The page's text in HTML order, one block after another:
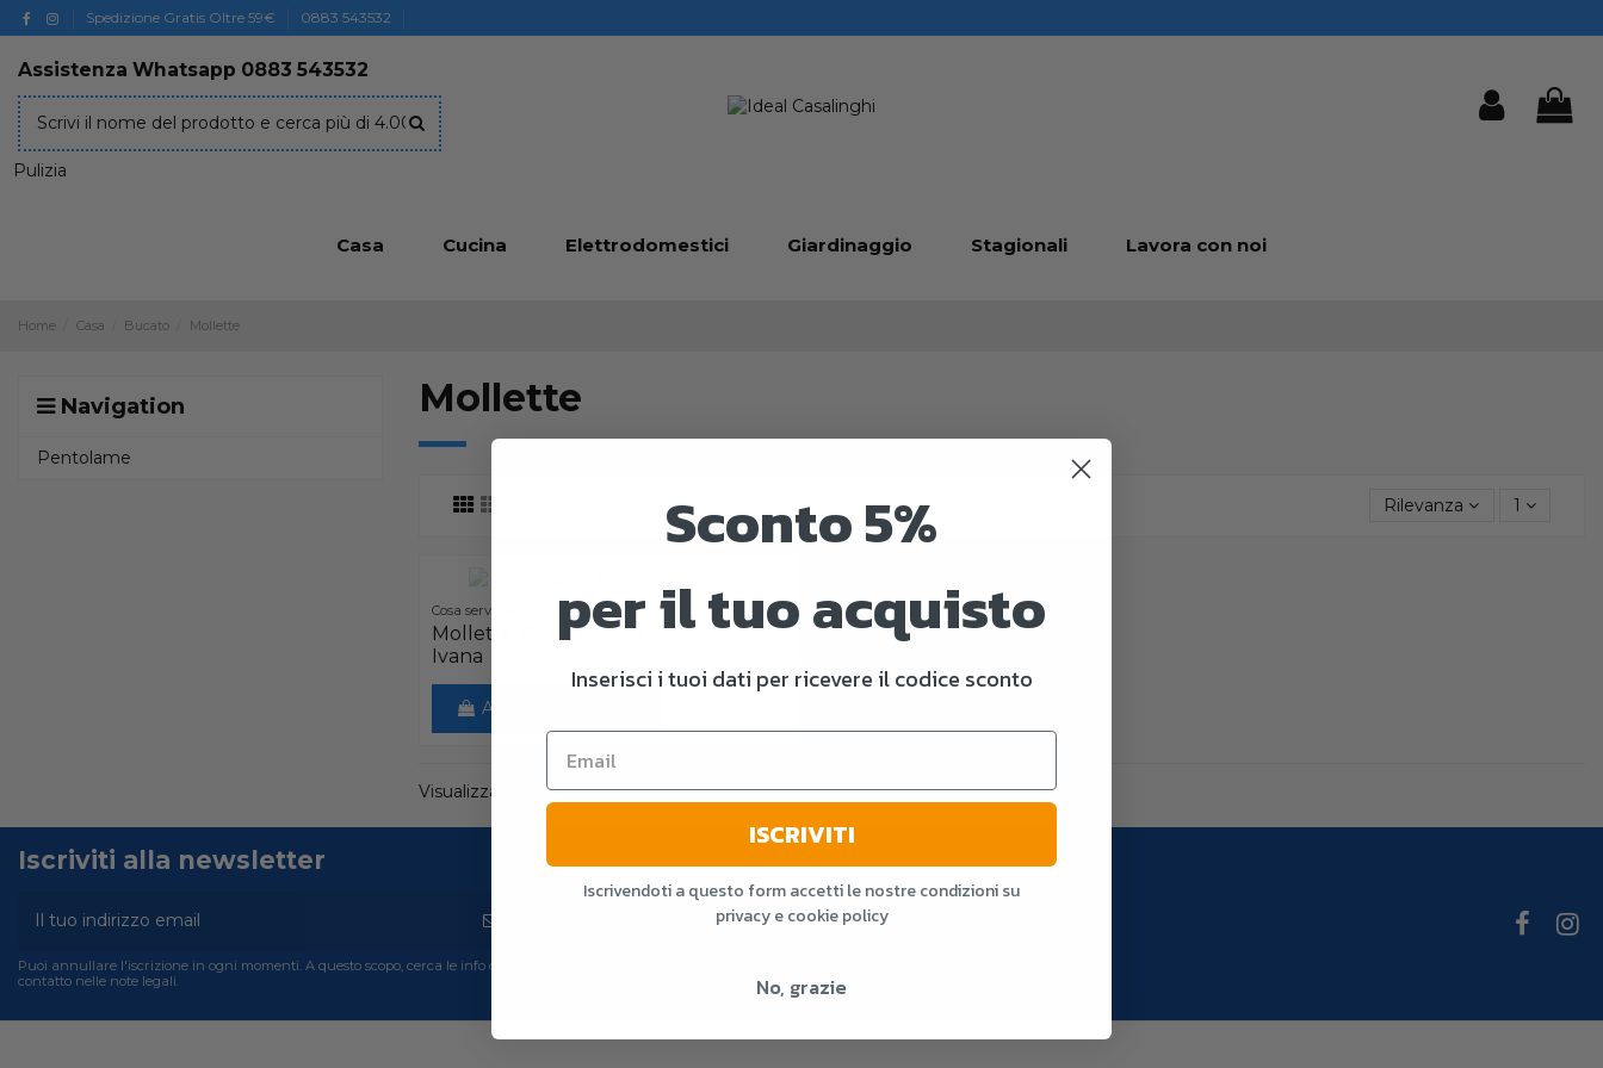
Spedizione Gratis Oltre 59€ 0883 543532
Assistenza Whatsapp 0883 543532
Pulizia
Casa Cucina Elettrodomestici Giardinaggio Stagionali Lavora con noi
Home Casa Bucato Mollette
Mollette
Rilevanza 1
Cosa serve per
Molletta 20 pz Elefant -
Ivana
2,32 €
Aggiungi al carrello
Visualizzati 1-1 su 1 articoli
Navigation
Pentolame
Iscriviti alla newsletter
Puoi annullare l'iscrizione in ogni momenti. A questo scopo, cerca le info di
contatto nelle note legali.
Sconto 5%
per il tuo acquisto
Inserisci i tuoi dati per ricevere il codice sconto
ISCRIVITI
Iscrivendoti a questo form accetti le nostre condizioni su
privacy e cookie policy
No, grazie